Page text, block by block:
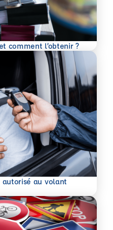
comment l’obtenir ?
autorisé au volant